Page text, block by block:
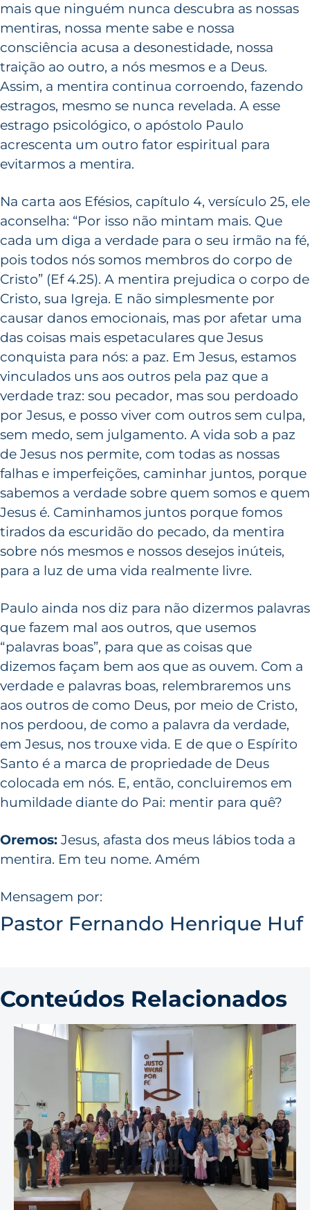
mais que ninguém nunca descubra as nossas
mentiras, nossa mente sabe e nossa
consciência acusa a desonestidade, nossa
traição ao outro, a nós mesmos e a Deus.
Assim, a mentira continua corroendo, fazendo
estragos, mesmo se nunca revelada. A esse
estrago psicológico, o apóstolo Paulo
acrescenta um outro fator espiritual para
evitarmos a mentira.
Na carta aos Efésios, capítulo 4, versículo 25, ele
aconselha: “Por isso não mintam mais. Que
cada um diga a verdade para o seu irmão na fé,
pois todos nós somos membros do corpo de
Cristo” (Ef 4.25). A mentira prejudica o corpo de
Cristo, sua Igreja. E não simplesmente por
causar danos emocionais, mas por afetar uma
das coisas mais espetaculares que Jesus
conquista para nós: a paz. Em Jesus, estamos
vinculados uns aos outros pela paz que a
verdade traz: sou pecador, mas sou perdoado
por Jesus, e posso viver com outros sem culpa,
sem medo, sem julgamento. A vida sob a paz
de Jesus nos permite, com todas as nossas
falhas e imperfeições, caminhar juntos, porque
sabemos a verdade sobre quem somos e quem
Jesus é. Caminhamos juntos porque fomos
tirados da escuridão do pecado, da mentira
sobre nós mesmos e nossos desejos inúteis,
para a luz de uma vida realmente livre.
Paulo ainda nos diz para não dizermos palavras
que fazem mal aos outros, que usemos
“palavras boas”, para que as coisas que
dizemos façam bem aos que as ouvem. Com a
verdade e palavras boas, relembraremos uns
aos outros de como Deus, por meio de Cristo,
nos perdoou, de como a palavra da verdade,
em Jesus, nos trouxe vida. E de que o Espírito
Santo é a marca de propriedade de Deus
colocada em nós. E, então, concluiremos em
humildade diante do Pai: mentir para quê?
Oremos: Jesus, afasta dos meus lábios toda a
mentira. Em teu nome. Amém
Mensagem por:
Pastor Fernando Henrique Huf
Conteúdos Relacionados